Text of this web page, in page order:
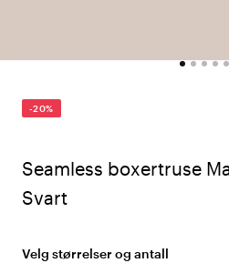
-20%
Seamless boxertruse
Svart
Velg størrelser og antall